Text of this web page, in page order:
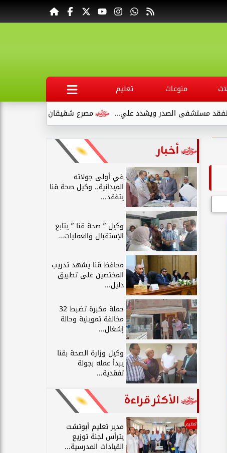
منوعات
تعليم
مصرع شقيقان وإصابة طفلين في
الصدر ويشدد علي...
أخبار
في أولى جولاته
الميدانية.. وكيل صحة قنا
يتفقد...
وكيل ” صحة قنا ” يتابع
الإستقبال والعمليات...
محافظ قنا يشهد تدريب
المختصين على تطبيق
دليل...
حملة مكبرة تضبط 32
مخالفة تموينية وحالة
إشغال...
وكيل وزارة الصحة بقنا
يبدأ عمله بجولة
تفقدية...
الأكثر قراءة
تعليم مدير تعليم أبوتشت
يترأس لجنة توزيع
القيادات المدرسية...